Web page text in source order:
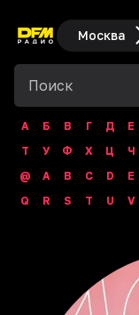
Москва
А Б В Г Д Е
Т
У Ф Х Ц Ч
@
A B C D E
Q
R S T U V